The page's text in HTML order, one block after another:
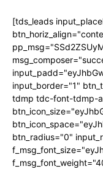
[tds_leads
input_border="1"
tdmp tdc-font-tdmp-
btn_radius="0"